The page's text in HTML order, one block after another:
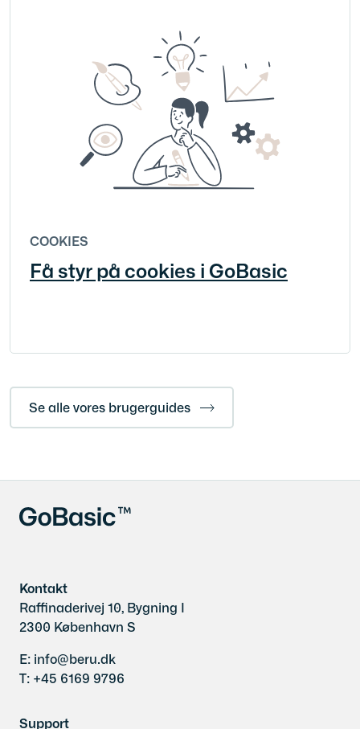
COOKIES
Få styr på cookies i GoBasic
Se alle vores brugerguides
Kontakt
Raffinaderivej 10, Bygning I
2300 København S
E: info@beru.dk
T: +45 6169 9796
Support